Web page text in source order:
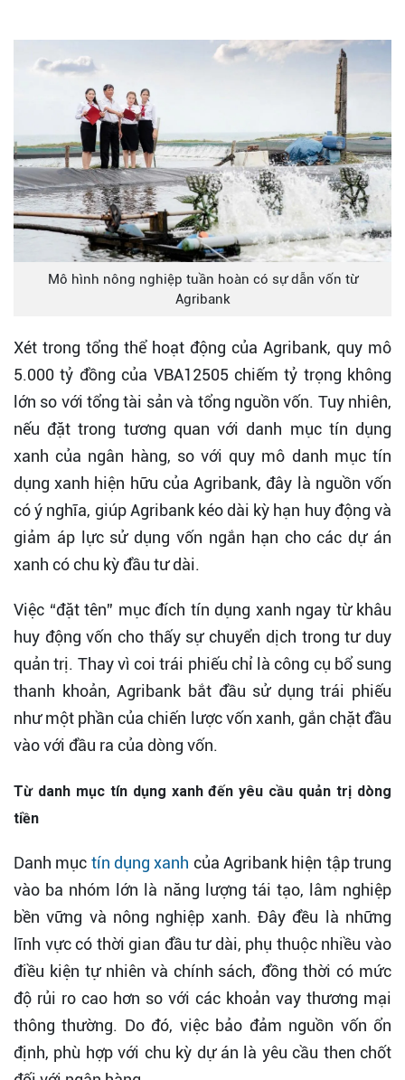
Mô hình nông nghiệp tuần hoàn có sự dẫn vốn từ
Agribank
Xét trong tổng thể hoạt động của Agribank, quy mô
5.000 tỷ đồng của VBA12505 chiếm tỷ trọng không
lớn so với tổng tài sản và tổng nguồn vốn. Tuy nhiên,
nếu đặt trong tương quan với danh mục tín dụng
xanh của ngân hàng, so với quy mô danh mục tín
dụng xanh hiện hữu của Agribank, đây là nguồn vốn
có ý nghĩa, giúp Agribank kéo dài kỳ hạn huy động và
giảm áp lực sử dụng vốn ngắn hạn cho các dự án
xanh có chu kỳ đầu tư dài.
Việc “đặt tên” mục đích tín dụng xanh ngay từ khâu
huy động vốn cho thấy sự chuyển dịch trong tư duy
quản trị. Thay vì coi trái phiếu chỉ là công cụ bổ sung
thanh khoản, Agribank bắt đầu sử dụng trái phiếu
như một phần của chiến lược vốn xanh, gắn chặt đầu
vào với đầu ra của dòng vốn.
Từ danh mục tín dụng xanh đến yêu cầu quản trị dòng
tiền
Danh mục tín dụng xanh của Agribank hiện tập trung
vào ba nhóm lớn là năng lượng tái tạo, lâm nghiệp
bền vững và nông nghiệp xanh. Đây đều là những
lĩnh vực có thời gian đầu tư dài, phụ thuộc nhiều vào
điều kiện tự nhiên và chính sách, đồng thời có mức
độ rủi ro cao hơn so với các khoản vay thương mại
thông thường. Do đó, việc bảo đảm nguồn vốn ổn
định, phù hợp với chu kỳ dự án là yêu cầu then chốt